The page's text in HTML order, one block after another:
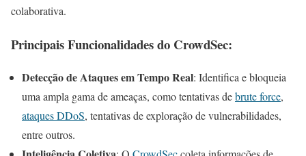
colaborativa.
Principais Funcionalidades do CrowdSec:
Detecção de Ataques em Tempo Real: Identifica e bloqueia
uma ampla gama de ameaças, como tentativas debrute force,
ataques DDoS, tentativas de exploração de vulnerabilidades,
entre outros.